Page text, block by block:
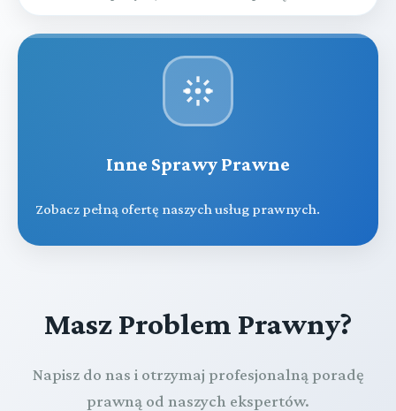
Inne Sprawy Prawne
Zobacz pełną ofertę naszych usług prawnych.
Masz Problem Prawny?
Napisz do nas i otrzymaj profesjonalną poradę
prawną od naszych ekspertów.